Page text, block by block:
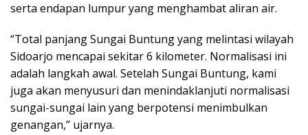
serta endapan lumpur yang menghambat aliran air.
“Total panjang Sungai Buntung yang melintasi wilayah
Sidoarjo mencapai sekitar 6 kilometer. Normalisasi ini
adalah langkah awal. Setelah Sungai Buntung, kami
juga akan menyusuri dan menindaklanjuti normalisasi
sungai-sungai lain yang berpotensi menimbulkan
genangan,” ujarnya.